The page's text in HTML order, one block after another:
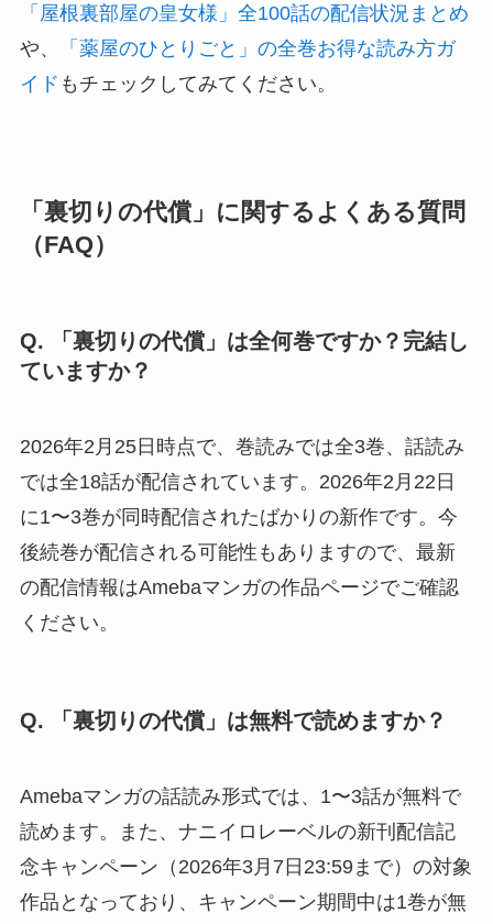
「屋根裏部屋の皇女様」全100話の配信状況まとめ
や、
「薬屋のひとりごと」の全巻お得な読み方ガ
イド もチェックしてみてください。
「裏切りの代償」に関するよくある質問
（FAQ）
Q. 「裏切りの代償」は全何巻ですか？完結し
ていますか？
2026年2月25日時点で、巻読みでは全3巻、話読み
では全18話が配信されています。2026年2月22日
に1〜3巻が同時配信されたばかりの新作です。今
後続巻が配信される可能性もありますので、最新
の配信情報はAmebaマンガの作品ページでご確認
ください。
Q. 「裏切りの代償」は無料で読めますか？
Amebaマンガの話読み形式では、1〜3話が無料で
読めます。また、ナニイロレーベルの新刊配信記
念キャンペーン（2026年3月7日23:59まで）の対象
作品となっており、キャンペーン期間中は1巻が無